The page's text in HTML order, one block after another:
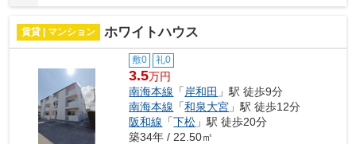
賃貸 | マンション ホワイトハウス
敷0 礼0
3.5万円
南海本線 「 岸和田 」駅 徒歩9分
南海本線 「和泉大宮 」駅 徒歩12分
阪和線 「下松 」駅 徒歩20分
築34年 / 22.50㎡